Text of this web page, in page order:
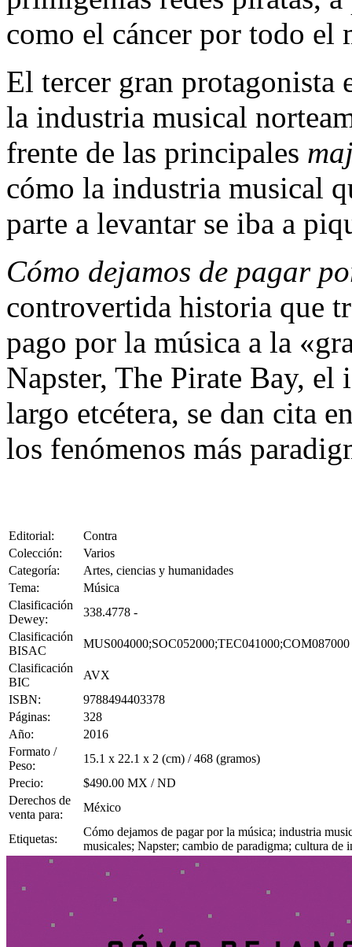
como el cáncer por todo el
El tercer gran protagonista
la industria musical
frente de las principales
cómo la industria musical
parte a levantar se iba a
Cómo dejamos de pagar
controvertida historia que
pago por la música a la
Napster, The Pirate Bay,
largo etcétera, se dan cita
los fenómenos más
Editorial:
Contra
Colección:
Varios
Categoría:
Artes, ciencias y humanidades
Tema:
Música
Clasificación
Dewey:
338.4778 -
Clasificación
BISAC
MUS004000;SOC052000;TEC041000;COM087000
Clasificación
BIC
AVX
ISBN:
9788494403378
Páginas:
328
Año:
2016
Formato /
Peso:
15.1 x 22.1 x 2 (cm) / 468 (gramos)
Precio:
$490.00 MX / ND
Derechos de
venta para:
México
Etiquetas:
Cómo dejamos de pagar por la música; industria
musicales; Napster; cambio de paradigma; cultura de